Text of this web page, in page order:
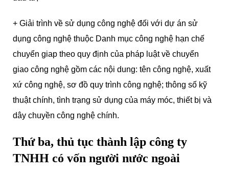
+ Giải trình về sử dụng công nghệ đối với dự án sử
dụng công nghệ thuộc Danh mục công nghệ hạn chế
chuyển giap theo quy định của pháp luật về chuyển
giao công nghệ gồm các nội dung: tên công nghệ, xuất
xứ công nghệ, sơ đồ quy trình công nghệ; thông số kỹ
thuật chính, tình trạng sử dụng của máy móc, thiết bị và
dây chuyền công nghệ chính.
Thứ ba, thủ tục thành lập công ty
TNHH có vốn người nước ngoài